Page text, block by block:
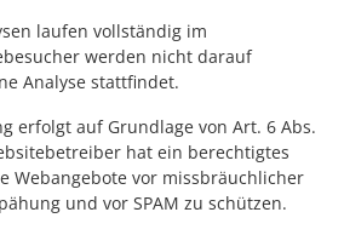
laufen vollständig im
werden nicht darauf
Analyse stattfindet.
erfolgt auf Grundlage von Art. 6 Abs.
hat ein berechtigtes
Webangebote vor missbräuchlicher
und vor SPAM zu schützen.